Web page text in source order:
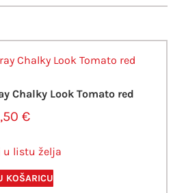
Chalky Look Tomato red
€
u listu želja
KOŠARICU